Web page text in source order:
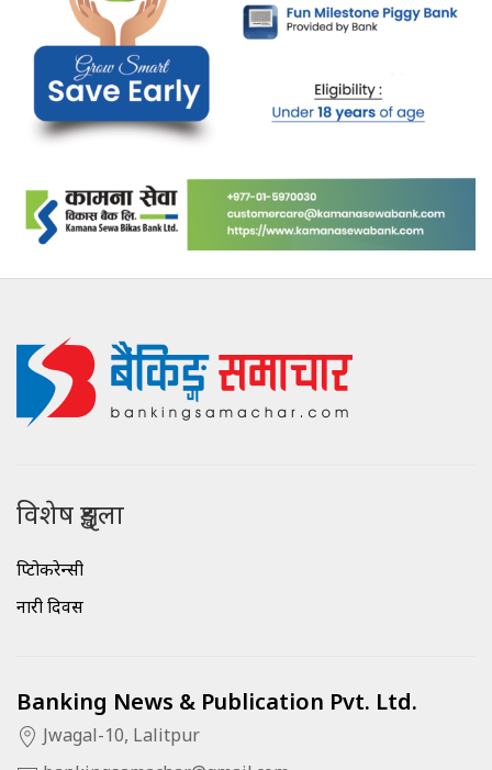
विशेष शृङ्खला
क्रिप्टोकरेन्सी
नारी दिवस
Banking News & Publication Pvt. Ltd.
Jwagal-10, Lalitpur